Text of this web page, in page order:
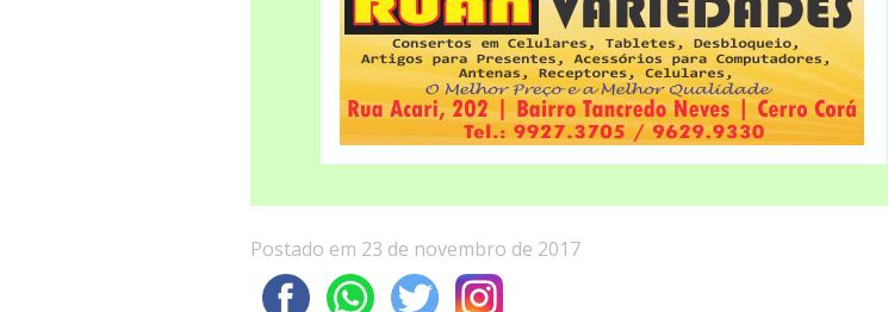
Postado em 23 de novembro de 2017